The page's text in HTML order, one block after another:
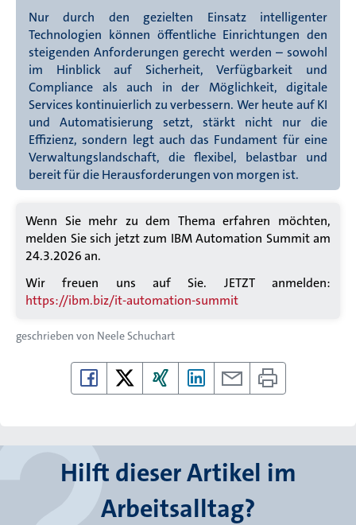
Nur durch den gezielten Einsatz intelligenter
Technologien können öffentliche Einrichtungen den
steigenden Anforderungen gerecht werden – sowohl
im Hinblick auf Sicherheit, Verfügbarkeit und
Compliance als auch in der Möglichkeit, digitale
Services kontinuierlich zu verbessern. Wer heute auf KI
und Automatisierung setzt, stärkt nicht nur die
Effizienz, sondern legt auch das Fundament für eine
Verwaltungslandschaft, die flexibel, belastbar und
bereit für die Herausforderungen von morgen ist.
Wenn Sie mehr zu dem Thema erfahren möchten,
melden Sie sich jetzt zum IBM Automation Summit am
24.3.2026 an.
Wir freuen uns auf Sie. JETZT anmelden:
https://ibm.biz/it-automation-summit
geschrieben von Neele Schuchart
Hilft dieser Artikel im
Arbeitsalltag?